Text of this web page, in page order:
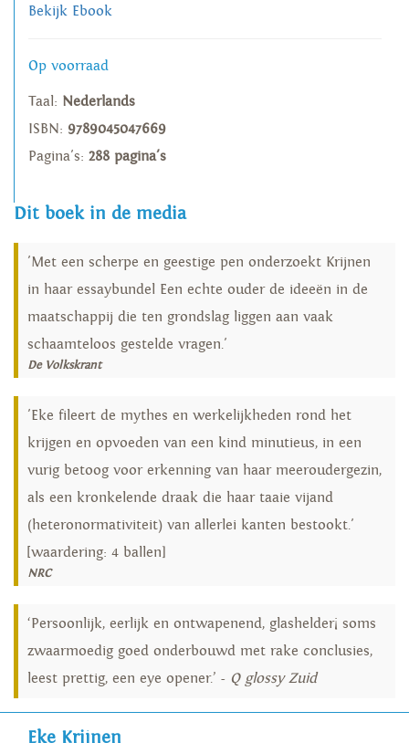
Bekijk Ebook
Op voorraad
Taal: Nederlands
ISBN: 9789045047669
Pagina's: 288 pagina's
Dit boek in de media
'Met een scherpe en geestige pen onderzoekt Krijnen
in haar essaybundel Een echte ouder de ideeën in de
maatschappij die ten grondslag liggen aan vaak
schaamteloos gestelde vragen.'
De Volkskrant
'Eke fileert de mythes en werkelijkheden rond het
krijgen en opvoeden van een kind minutieus, in een
vurig betoog voor erkenning van haar meeroudergezin,
als een kronkelende draak die haar taaie vijand
(heteronormativiteit) van allerlei kanten bestookt.'
[waardering: 4 ballen]
NRC
‘Persoonlijk, eerlijk en ontwapenend, glashelder¡ soms
zwaarmoedig goed onderbouwd met rake conclusies,
leest prettig, een eye opener.’ - Q glossy Zuid
Eke Krijnen